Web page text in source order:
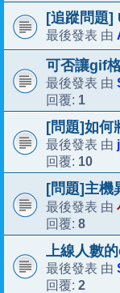
[追蹤問題]
最後發表 由
可否讓gif
最後發表 由
回覆: 1
[問題]如何
最後發表 由
回覆: 10
[問題]主機
最後發表 由
回覆: 8
上線人數
最後發表 由
回覆: 2